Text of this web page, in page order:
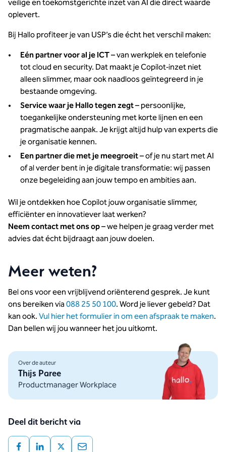
veilige en toekomstgerichte inzet van AI die direct waarde
oplevert.
Bij Hallo profiteer je van USP’s die écht het verschil maken:
Eén partner voor al je ICT– van werkplek en telefonie
tot cloud en security. Dat maakt je Copilot‑inzet niet
alleen slimmer, maar ook naadloos geïntegreerd in je
bestaande omgeving.
Service waar je Hallo tegen zegt– persoonlijke,
toegankelijke ondersteuning met korte lijnen en een
pragmatische aanpak. Je krijgt altijd hulp van experts die
je organisatie kennen.
Een partner die met je meegroeit– of je nu start met AI
of al verder bent in je digitale transformatie: wij passen
onze begeleiding aan jouw tempo en ambities aan.
Wil je ontdekken hoe Copilot jouw organisatie slimmer,
efficiënter en innovatiever laat werken?
Neem contact met ons op– we helpen je graag verder met
advies dat écht bijdraagt aan jouw doelen.
Meer weten?
Bel ons voor een vrijblijvend oriënterend gesprek. Je kunt
ons bereiken via088 25 50 100. Word je liever gebeld? Dat
kan ook.Vul hier het formulier in om een afspraak te maken.
Dan bellen wij jou wanneer het jou uitkomt.
Over de auteur
Thijs Paree
Productmanager Workplace
Deel dit bericht via